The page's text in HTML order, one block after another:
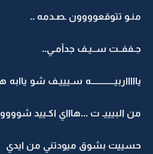
منـو تتوقعوووون ـصـدمه ..
جـففــت ســيـف جدآمـي..
ياااااربيـــــــــــــه سـيييـف شو
من البيييـ ت ...هاااي اكـييد
حسييت بشوق ميودتني من ايدي